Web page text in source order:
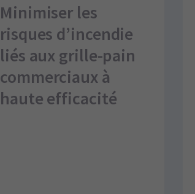
Minimiser les
risques d’incendie
liés aux grille-pain
commerciaux à
haute efficacité